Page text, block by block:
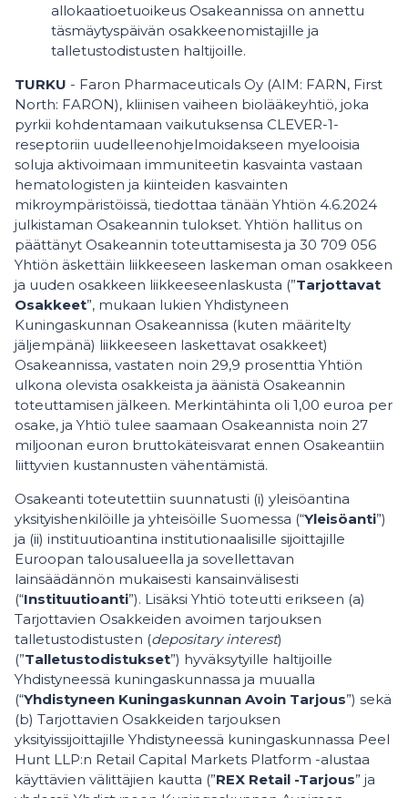
allokaatioetuoikeus Osakeannissa on annettu
täsmäytyspäivän osakkeenomistajille ja
talletustodistusten haltijoille.
TURKU - Faron Pharmaceuticals Oy (AIM: FARN, First
North: FARON), kliinisen vaiheen biolääkeyhtiö, joka
pyrkii kohdentamaan vaikutuksensa CLEVER-1-
reseptoriin uudelleenohjelmoidakseen myelooisia
soluja aktivoimaan immuniteetin kasvainta vastaan
hematologisten ja kiinteiden kasvainten
mikroympäristöissä, tiedottaa tänään Yhtiön 4.6.2024
julkistaman Osakeannin tulokset. Yhtiön hallitus on
päättänyt Osakeannin toteuttamisesta ja 30 709 056
Yhtiön äskettäin liikkeeseen laskeman oman osakkeen
ja uuden osakkeen liikkeeseenlaskusta (”Tarjottavat
Osakkeet”, mukaan lukien Yhdistyneen
Kuningaskunnan Osakeannissa (kuten määritelty
jäljempänä) liikkeeseen laskettavat osakkeet)
Osakeannissa, vastaten noin 29,9 prosenttia Yhtiön
ulkona olevista osakkeista ja äänistä Osakeannin
toteuttamisen jälkeen. Merkintähinta oli 1,00 euroa per
osake, ja Yhtiö tulee saamaan Osakeannista noin 27
miljoonan euron bruttokäteisvarat ennen Osakeantiin
liittyvien kustannusten vähentämistä.
Osakeanti toteutettiin suunnatusti (i) yleisöantina
yksityishenkilöille ja yhteisöille Suomessa (“Yleisöanti”)
ja (ii) instituutioantina institutionaalisille sijoittajille
Euroopan talousalueella ja sovellettavan
lainsäädännön mukaisesti kansainvälisesti
(“Instituutioanti”). Lisäksi Yhtiö toteutti erikseen (a)
Tarjottavien Osakkeiden avoimen tarjouksen
talletustodistusten (depositary interest)
(”Talletustodistukset”) hyväksytyille haltijoille
Yhdistyneessä kuningaskunnassa ja muualla
(“Yhdistyneen Kuningaskunnan Avoin Tarjous”) sekä
(b) Tarjottavien Osakkeiden tarjouksen
yksityissijoittajille Yhdistyneessä kuningaskunnassa Peel
Hunt LLP:n Retail Capital Markets Platform -alustaa
käyttävien välittäjien kautta (”REX Retail -Tarjous” ja